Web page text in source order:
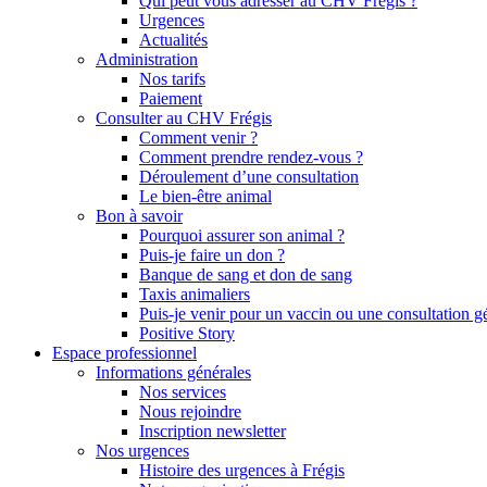
Urgences
Actualités
Administration
Nos tarifs
Paiement
Consulter au CHV Frégis
Comment venir ?
Comment prendre rendez-vous ?
Déroulement d’une consultation
Le bien-être animal
Bon à savoir
Pourquoi assurer son animal ?
Puis-je faire un don ?
Banque de sang et don de sang
Taxis animaliers
Puis-je venir pour un vaccin ou une consultation
Positive Story
Espace professionnel
Informations générales
Nos services
Nous rejoindre
Inscription newsletter
Nos urgences
Histoire des urgences à Frégis